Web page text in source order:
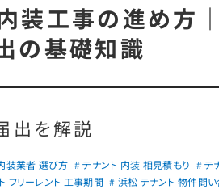
装工事の進め方
の基礎知識
出を解説
装業者 選び方 # テナント 内装 相見積もり # テ
フリーレント 工事期間 # 浜松 テナント 物件問